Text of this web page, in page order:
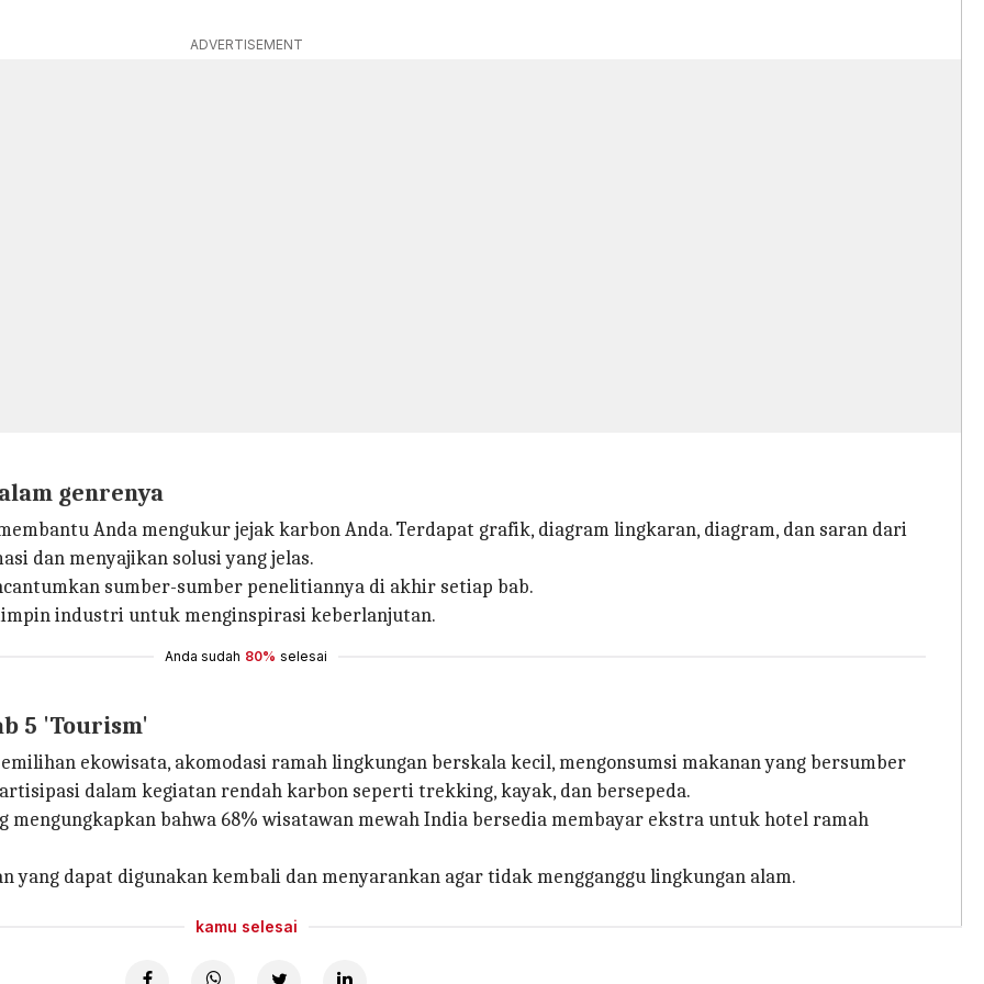
ADVERTISEMENT
genrenya
Anda mengukur jejak karbon Anda. Terdapat grafik, diagram lingkaran, diagram, dan saran dari
dan menyajikan solusi yang jelas.
sumber-sumber penelitiannya di akhir setiap bab.
industri untuk menginspirasi keberlanjutan.
Anda sudah 80% selesai
5 'Tourism'
ekowisata, akomodasi ramah lingkungan berskala kecil, mengonsumsi makanan yang bersumber
dalam kegiatan rendah karbon seperti trekking, kayak, dan bersepeda.
mengungkapkan bahwa 68% wisatawan mewah India bersedia membayar ekstra untuk hotel ramah
yang dapat digunakan kembali dan menyarankan agar tidak mengganggu lingkungan alam.
kamu selesai